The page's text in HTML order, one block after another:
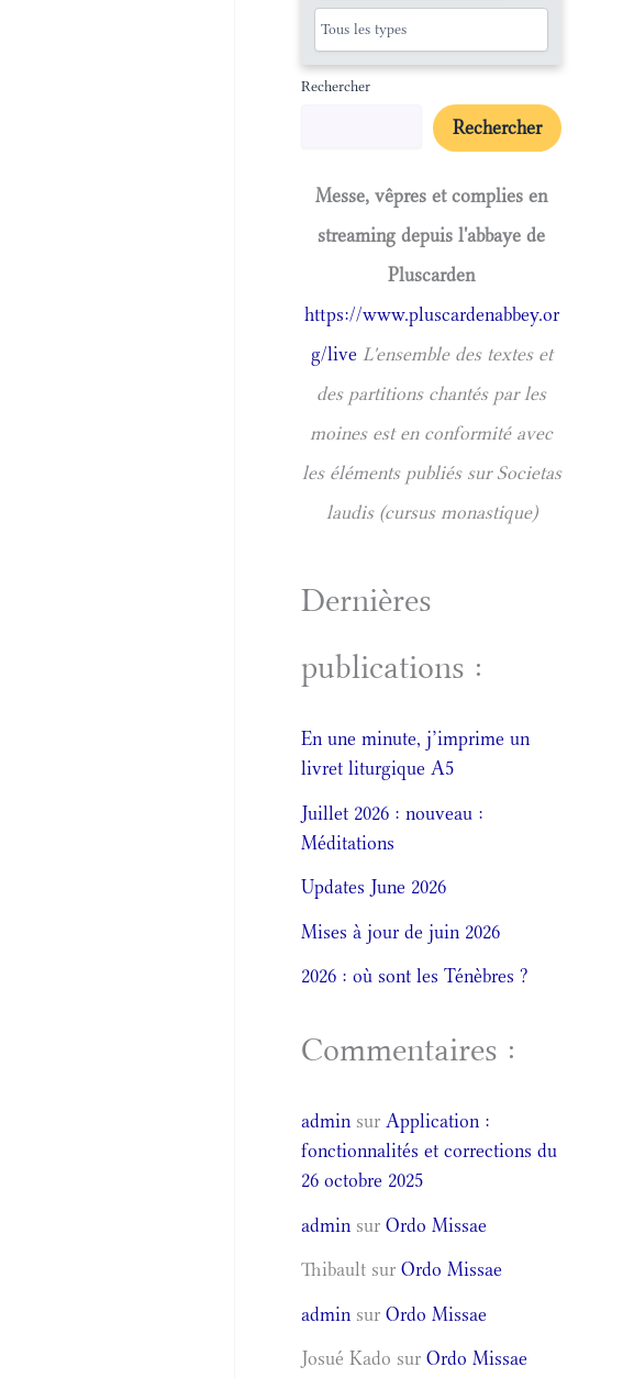
Rechercher
Rechercher
Messe, vêpres et complies en
streaming depuis l'abbaye de
Pluscarden
https://www.pluscardenabbey.or
g/live L'ensemble des textes et
des partitions chantés par les
moines est en conformité avec
les éléments publiés sur Societas
laudis (cursus monastique)
Dernières
publications :
En une minute, j’imprime un
livret liturgique A5
Juillet 2026 : nouveau :
Méditations
Updates June 2026
Mises à jour de juin 2026
2026 : où sont les Ténèbres ?
Commentaires :
admin surApplication :
fonctionnalités et corrections du
26 octobre 2025
admin surOrdo Missae
Thibault surOrdo Missae
admin surOrdo Missae
Josué Kado surOrdo Missae